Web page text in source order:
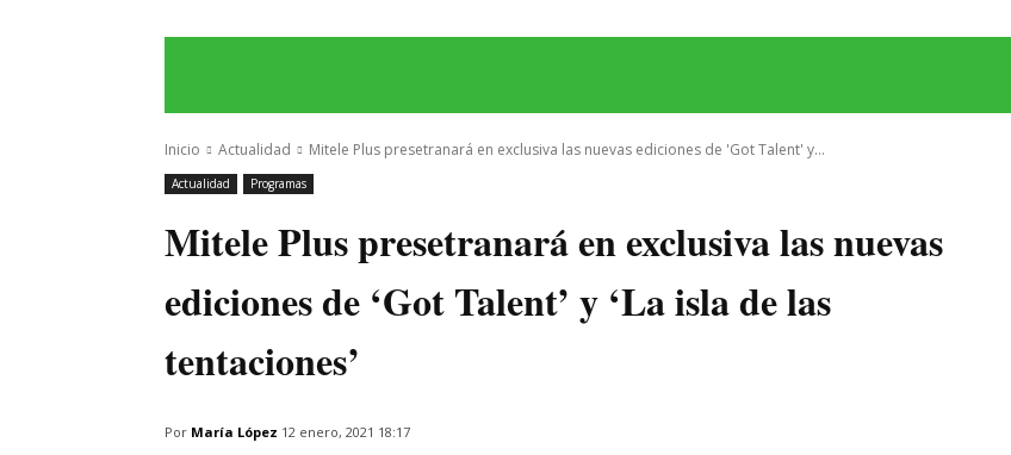
Inicio Actualidad Mitele Plus presetranará en exclusiva las nuevas ediciones de 'Got Talent' y...
Actualidad Programas
Mitele Plus presetranará en exclusiva las nuevas
ediciones de ‘Got Talent’ y ‘La isla de las
tentaciones’
Por María López 12 enero, 2021 18:17